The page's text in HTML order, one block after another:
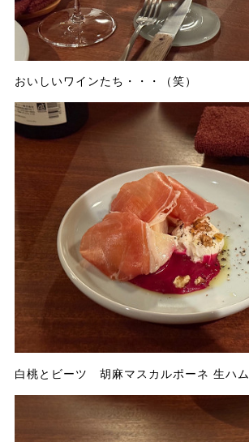
おいしいワインたち・・・（笑）
白桃とビーツ 胡麻マスカルポーネ 生ハム